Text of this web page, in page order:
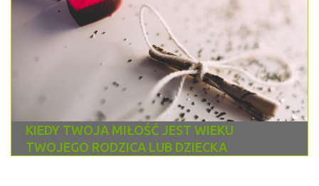
KIEDY TWOJA MIŁOŚĆ JEST WIEKU
TWOJEGO RODZICA LUB DZIECKA